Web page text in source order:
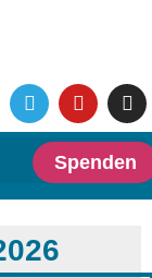
Spenden